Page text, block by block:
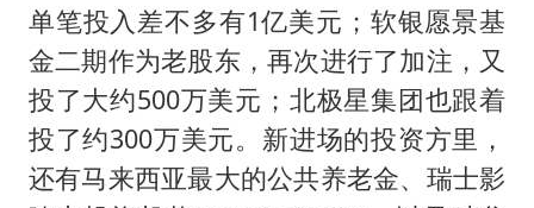
单笔投入差不多有1亿美元；软银愿景基
金二期作为老股东，再次进行了加注，又
投了大约500万美元；北极星集团也跟着
投了约300万美元。新进场的投资方里，
还有马来西亚最大的公共养老金、瑞士影